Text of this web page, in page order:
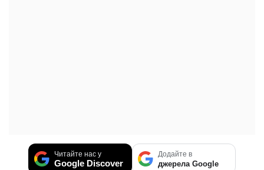
Читайте нас у
Google Discover
Додайте в
джерела Google